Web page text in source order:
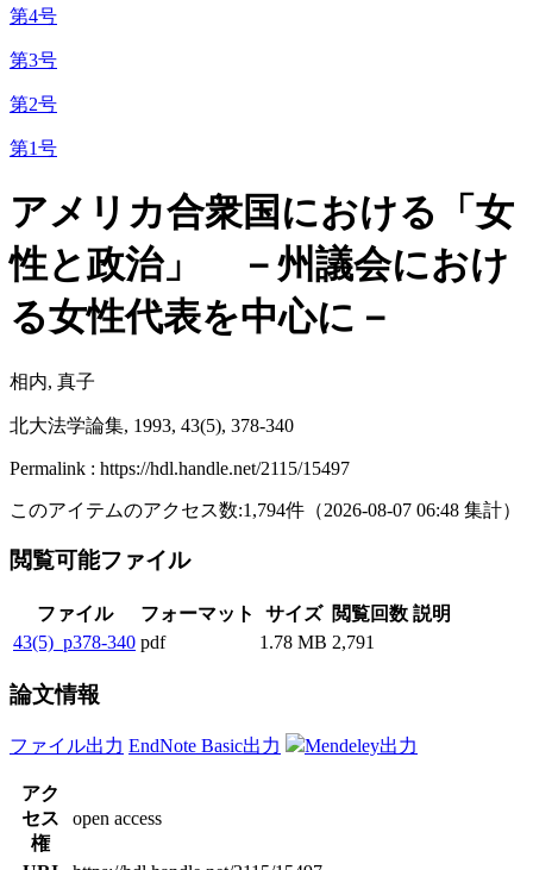
第4号
第3号
第2号
第1号
アメリカ合衆国における「女
性と政治」 －州議会におけ
る女性代表を中心に－
相内, 真子
北大法学論集, 1993, 43(5), 378-340
Permalink : https://hdl.handle.net/2115/15497
このアイテムのアクセス数:1,794件 （2026-08-07 06:48 集計）
閲覧可能ファイル
ファイル フォーマット サイズ 閲覧回数 説明
43(5)_p378-340 pdf 1.78 MB 2,791
論文情報
ファイル出力 EndNote Basic出力 Mendeley出力
アク
セス
権
open access